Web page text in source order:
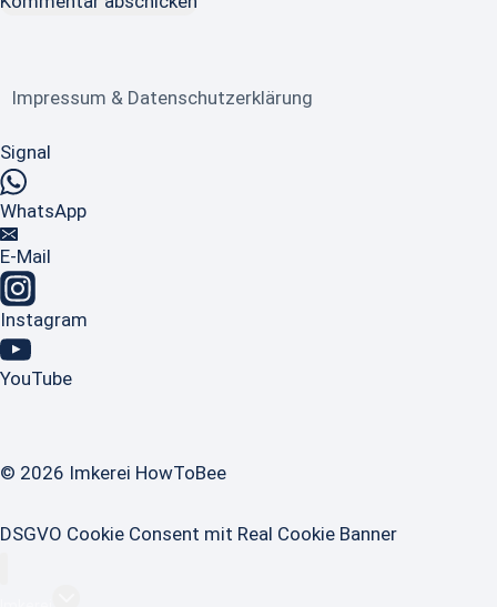
Impressum & Datenschutzerklärung
Signal
WhatsApp
E-Mail
Instagram
YouTube
© 2026 Imkerei HowToBee
DSGVO Cookie Consent mit Real Cookie Banner